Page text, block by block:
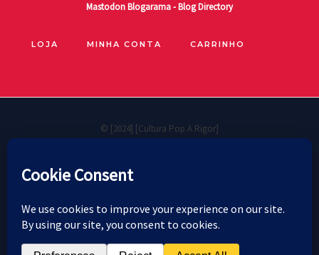
MastodonBlogarama - Blog Directory
LOJA MINHA CONTA CARRINHO
© [2024] [Cultura Pop A Rigor]
Políticas de privacidade
Política de reembolso e devoluções